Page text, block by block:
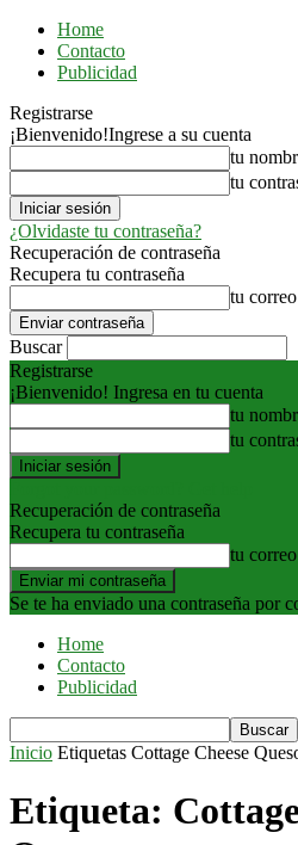
Home
Contacto
Publicidad
Registrarse
¡Bienvenido!Ingrese a su cuenta
tu
tu
¿Olvidaste tu contraseña?
Recuperación de contraseña
Recupera tu contraseña
tu
Buscar
Registrarse
¡Bienvenido! Ingresa en tu cuenta
tu
tu
Recuperación de contraseña
Recupera tu contraseña
tu
Se te ha enviado una contraseña por
Home
Contacto
Publicidad
Inicio Etiquetas Cottage Cheese
Etiqueta: